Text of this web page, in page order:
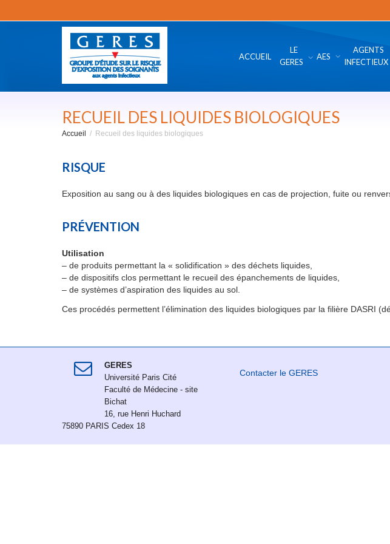
ACCUEIL
LE
GERES
AES
AGENTS
INFECTIEUX
RECUEIL DES LIQUIDES BIOLOGIQUES
Accueil Recueil des liquides biologiques
RISQUE
Exposition au sang ou à des liquides biologiques en cas de projection, fuite ou
PRÉVENTION
Utilisation
– de produits permettant la « solidification » des déchets liquides,
– de dispositifs clos permettant le recueil des épanchements de liquides,
– de systèmes d’aspiration des liquides au sol.
Ces procédés permettent l’élimination des liquides biologiques par la filière DASRI
GERES
Université Paris Cité
Faculté de Médecine - site
Bichat
16, rue Henri Huchard
75890 PARIS Cedex 18
Contacter le GERES